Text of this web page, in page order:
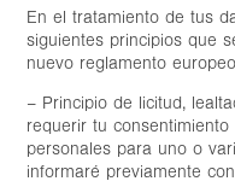
En el tratamiento de tus
siguientes principios que
nuevo reglamento
– Principio de licitud,
requerir tu
personales para uno o
informaré previamente